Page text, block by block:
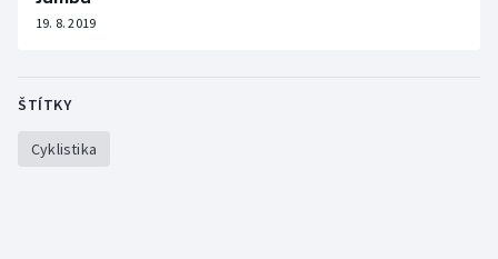
Short track
Sportovní střelba
19. 8. 2019
ŠTÍTKY
Cyklistika